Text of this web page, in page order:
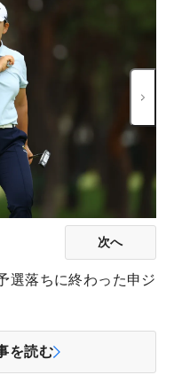
次へ
選落ちに終わった申ジ
を読む